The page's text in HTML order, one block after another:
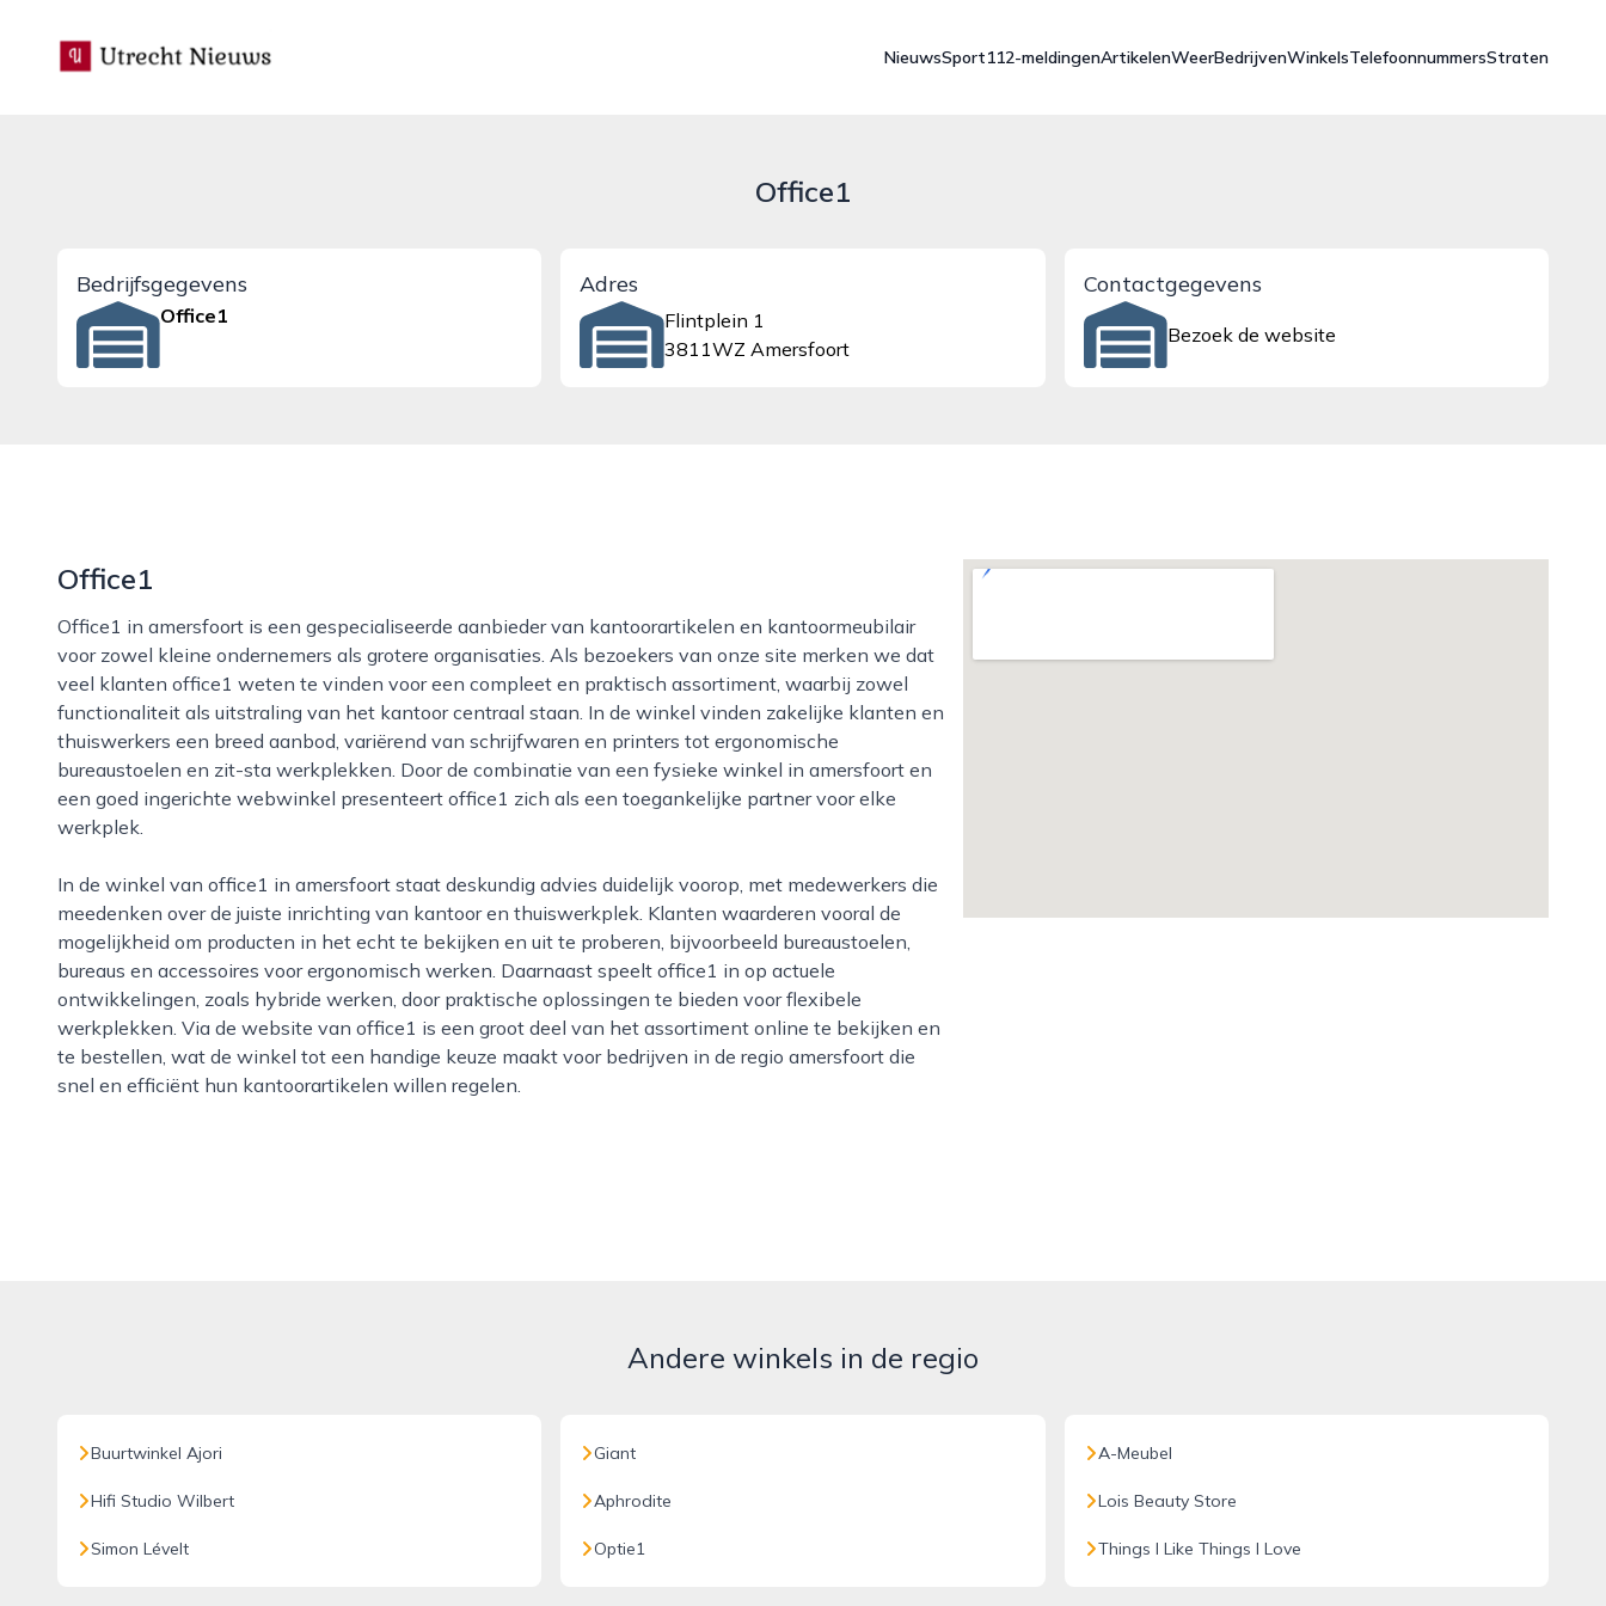
utrecht-nieuws.nl
NieuwsSport112-meldingenArtikelenWeerBedrijvenWinkelsTelefoonnummersStraten
Office1
Bedrijfsgegevens
Office1
Adres
Flintplein 1
3811WZ Amersfoort
Contactgegevens
Bezoek de website
Office1
Office1 in amersfoort is een gespecialiseerde aanbieder van kantoorartikelen en kantoormeubilair
voor zowel kleine ondernemers als grotere organisaties. Als bezoekers van onze site merken we dat
veel klanten office1 weten te vinden voor een compleet en praktisch assortiment, waarbij zowel
functionaliteit als uitstraling van het kantoor centraal staan. In de winkel vinden zakelijke klanten en
thuiswerkers een breed aanbod, variërend van schrijfwaren en printers tot ergonomische
bureaustoelen en zit-sta werkplekken. Door de combinatie van een fysieke winkel in amersfoort en
een goed ingerichte webwinkel presenteert office1 zich als een toegankelijke partner voor elke
werkplek.
In de winkel van office1 in amersfoort staat deskundig advies duidelijk voorop, met medewerkers die
meedenken over de juiste inrichting van kantoor en thuiswerkplek. Klanten waarderen vooral de
mogelijkheid om producten in het echt te bekijken en uit te proberen, bijvoorbeeld bureaustoelen,
bureaus en accessoires voor ergonomisch werken. Daarnaast speelt office1 in op actuele
ontwikkelingen, zoals hybride werken, door praktische oplossingen te bieden voor flexibele
werkplekken. Via de website van office1 is een groot deel van het assortiment online te bekijken en
te bestellen, wat de winkel tot een handige keuze maakt voor bedrijven in de regio amersfoort die
snel en efficiënt hun kantoorartikelen willen regelen.
Andere winkels in de regio
Buurtwinkel Ajori
Hifi Studio Wilbert
Simon Lévelt
Giant
Aphrodite
Optie1
A-Meubel
Lois Beauty Store
Things I Like Things I Love